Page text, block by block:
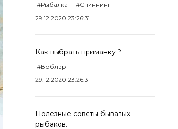
#Рыбалка
#Спиннинг
29.12.2020 23:26:31
Как выбрать приманку ?
#Воблер
29.12.2020 23:26:31
Полезные советы бывалых
рыбаков.